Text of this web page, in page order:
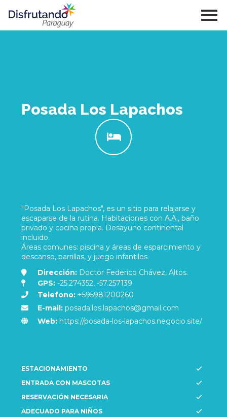
Posada Los Lapachos
"Posada Los Lapachos", es un sitio para relajarse y
escaparse de la rutina. Habitaciones con A.A., baño
privado y cocina propia. Desayuno continental
incluido.
Áreas comunes: piscina y áreas de esparcimiento y
descanso, parrillas, y juego infantiles.
Dirección: Doctor Federico Chávez, Altos.
GPS: -25.274352, -57.257139
Telefono: +595981200260
E-mail: posada.los.lapachos@gmail.com
Web: https://posada-los-lapachos.negocio.site/
ESTACIONAMIENTO
ENTRADA CON MASCOTAS
RESERVACIÓN NECESARIA
ADECUADO PARA NIÑOS